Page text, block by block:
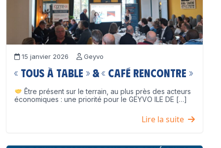
15 janvier 2026 Geyvo
« Tous à table » & « Café Rencontre »
Être présent sur le terrain, au plus près des acteurs
économiques : une priorité pour le GEYVO ILE DE […]
Lire la suite